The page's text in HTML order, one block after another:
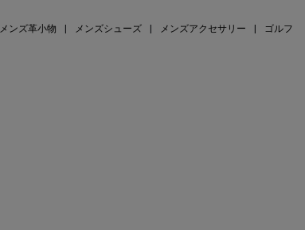
メンズ革小物 メンズシューズ メンズアクセサリー ゴルフ